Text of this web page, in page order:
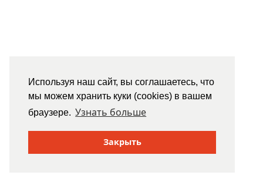
Используя наш сайт, вы соглашаетесь, что
мы можем хранить куки (cookies) в вашем
браузере. Узнать больше
Закрыть